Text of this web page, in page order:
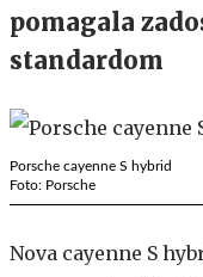
pomagala
standardom
Porsche cayenne S hybrid
Foto: Porsche
Nova cayenne S